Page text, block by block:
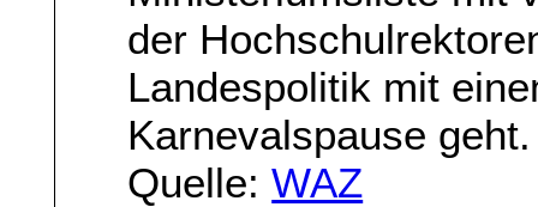
der
Landespolitik mit
Karnevalspause geht.
Quelle:WAZ